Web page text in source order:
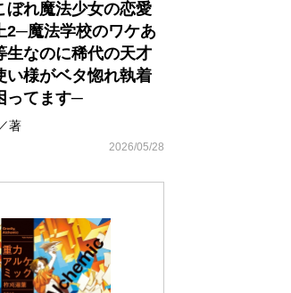
ぼれ魔法少女の恋愛
2─魔法学校のワケあ
生なのに稀代の天才
い様がベタ惚れ執着
ってます─
著
2026/05/28